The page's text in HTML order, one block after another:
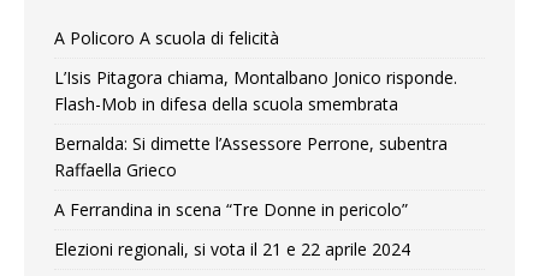
A Policoro A scuola di felicità
L’Isis Pitagora chiama, Montalbano Jonico risponde.
Flash-Mob in difesa della scuola smembrata
Bernalda: Si dimette l’Assessore Perrone, subentra
Raffaella Grieco
A Ferrandina in scena “Tre Donne in pericolo”
Elezioni regionali, si vota il 21 e 22 aprile 2024